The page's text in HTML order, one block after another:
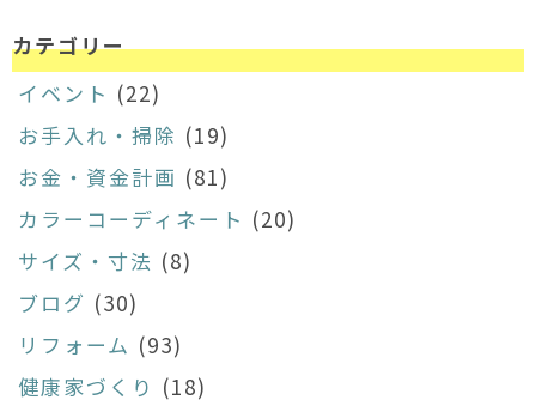
カテゴリー
イベント (22)
お手入れ・掃除 (19)
お金・資金計画 (81)
カラーコーディネート (20)
サイズ・寸法 (8)
ブログ (30)
リフォーム (93)
健康家づくり (18)